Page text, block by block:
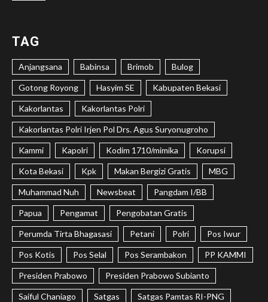
TAG
Anjangsana Babinsa Brimob Bulog
Gotong Royong Hasyim SE Kabupaten Bekasi
Kakorlantas Kakorlantas Polri
Kakorlantas Polri Irjen Pol Drs. Agus Suryonugroho
Kammi Kapolri Kodim 1710/mimika Korupsi
Kota Bekasi Kpk Makan Bergizi Gratis MBG
Muhammad Nuh Newsbeat Pangdam I/BB
Papua Pengamat Pengobatan Gratis
Perumda Tirta Bhagasasi Petani Polri Pos Iwur
Pos Kotis Pos Selal Pos Serambakon PP KAMMI
Presiden Prabowo Presiden Prabowo Subianto
Saiful Chaniago Satgas Satgas Pamtas RI-PNG